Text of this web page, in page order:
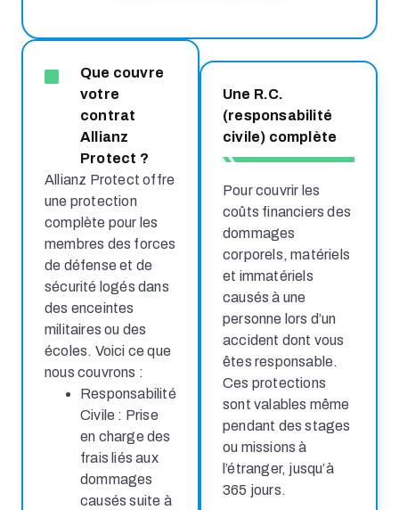
Que couvre
votre
contrat
Allianz
Protect ?
Allianz Protect offre
une protection
complète pour les
membres des forces
de défense et de
sécurité logés dans
des enceintes
militaires ou des
écoles. Voici ce que
nous couvrons :
Responsabilité
Civile : Prise
en charge des
frais liés aux
dommages
causés suite à
Une R.C.
(responsabilité
civile) complète
Pour couvrir les
coûts financiers des
dommages
corporels, matériels
et immatériels
causés à une
personne lors d’un
accident dont vous
êtes responsable.
Ces protections
sont valables même
pendant des stages
ou missions à
l’étranger, jusqu’à
365 jours.